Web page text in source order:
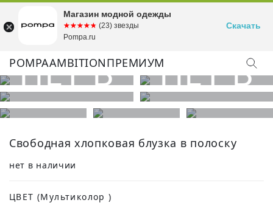
POMPAAMBITIONПРЕМИУМ
КУПИТЬ ОБРАЗ
Свободная хлопковая блузка в полоску
нет в наличии
ЦВЕТ (Мультиколор )
Магазин модной одежды
☆☆☆☆☆
★★★★★ (23) звезды
Pompa.ru
Скачать